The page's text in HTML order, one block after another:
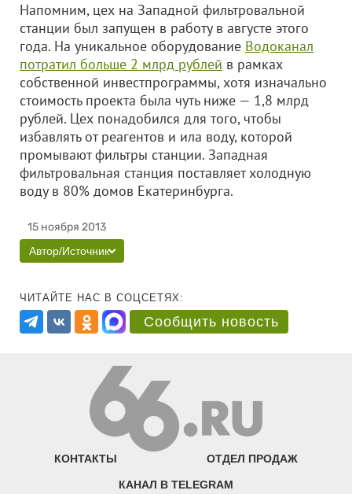
Напомним, цех на Западной фильтровальной
станции был запущен в работу в августе этого
года. На уникальное оборудование Водоканал
потратил больше 2 млрд рублей в рамках
собственной инвестпрограммы, хотя изначально
стоимость проекта была чуть ниже — 1,8 млрд
рублей. Цех понадобился для того, чтобы
избавлять от реагентов и ила воду, которой
промывают фильтры станции. Западная
фильтровальная станция поставляет холодную
воду в 80% домов Екатеринбурга.
15 ноября 2013
Автор/Источник
ЧИТАЙТЕ НАС В СОЦСЕТЯХ:
Сообщить новость
КОНТАКТЫ ОТДЕЛ ПРОДАЖ
КАНАЛ В TELEGRAM